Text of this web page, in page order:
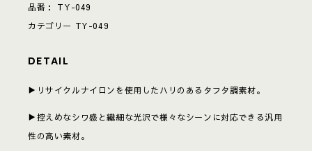
品番：
TY-049
カテゴリー TY-049
DETAIL
▶︎リサイクルナイロンを使用したハリのあるタフタ調素材。
▶︎控えめなシワ感と繊細な光沢で様々なシーンに対応できる汎用
性の高い素材。